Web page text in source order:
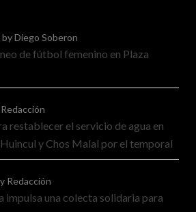
by Diego Soberon
de fútbol femenino en Plaza
restablecer el servicio de agua en
y Chos Malal por el temporal
Redacción
impulsa una colecta solidaria para